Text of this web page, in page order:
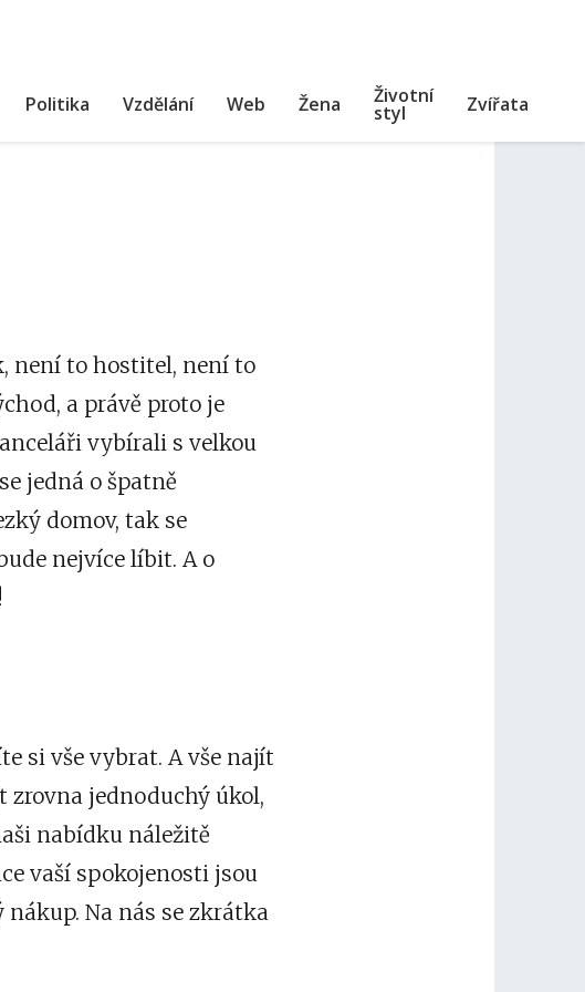
Politika Vzdělání Web Žena Životní
styl Zvířata
není to hostitel, není to
, a právě proto je
vybírali s velkou
jedná o špatně
domov, tak se
nejvíce líbit. A o
si vše vybrat. A vše najít
zrovna jednoduchý úkol,
nabídku náležitě
vaší spokojenosti jsou
Na nás se zkrátka